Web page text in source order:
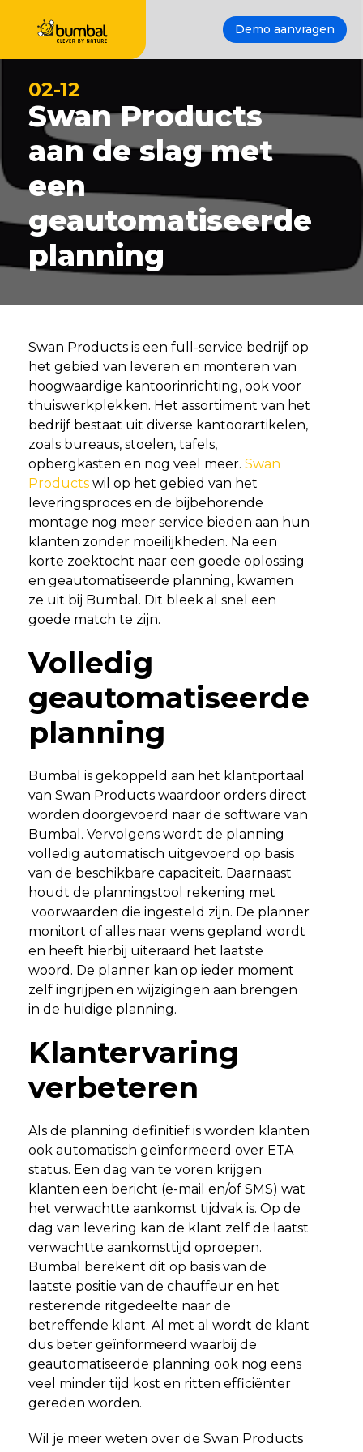
Demo aanvragen
02-12
Swan Products
aan de slag met
een
geautomatiseerde
planning
Swan Products is een full-service bedrijf op
het gebied van leveren en monteren van
hoogwaardige kantoorinrichting, ook voor
thuiswerkplekken. Het assortiment van het
bedrijf bestaat uit diverse kantoorartikelen,
zoals bureaus, stoelen, tafels,
opbergkasten en nog veel meer. Swan
Products wil op het gebied van het
leveringsproces en de bijbehorende
montage nog meer service bieden aan hun
klanten zonder moeilijkheden. Na een
korte zoektocht naar een goede oplossing
en geautomatiseerde planning, kwamen
ze uit bij Bumbal. Dit bleek al snel een
goede match te zijn.
Volledig
geautomatiseerde
planning
Bumbal is gekoppeld aan het klantportaal
van Swan Products waardoor orders direct
worden doorgevoerd naar de software van
Bumbal. Vervolgens wordt de planning
volledig automatisch uitgevoerd op basis
van de beschikbare capaciteit. Daarnaast
houdt de planningstool rekening met
voorwaarden die ingesteld zijn. De planner
monitort of alles naar wens gepland wordt
en heeft hierbij uiteraard het laatste
woord. De planner kan op ieder moment
zelf ingrijpen en wijzigingen aan brengen
in de huidige planning.
Klantervaring
verbeteren
Als de planning definitief is worden klanten
ook automatisch geïnformeerd over ETA
status. Een dag van te voren krijgen
klanten een bericht (e-mail en/of SMS) wat
het verwachtte aankomst tijdvak is. Op de
dag van levering kan de klant zelf de laatst
verwachtte aankomsttijd oproepen.
Bumbal berekent dit op basis van de
laatste positie van de chauffeur en het
resterende ritgedeelte naar de
betreffende klant. Al met al wordt de klant
dus beter geïnformeerd waarbij de
geautomatiseerde planning ook nog eens
veel minder tijd kost en ritten efficiënter
gereden worden.
Wil je meer weten over de Swan Products